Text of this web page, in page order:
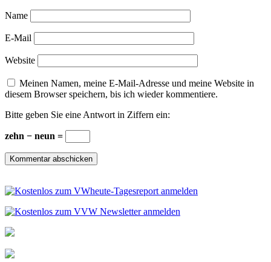
Name
E-Mail
Website
Meinen Namen, meine E-Mail-Adresse und meine Website in
diesem Browser speichern, bis ich wieder kommentiere.
Bitte geben Sie eine Antwort in Ziffern ein:
zehn − neun =